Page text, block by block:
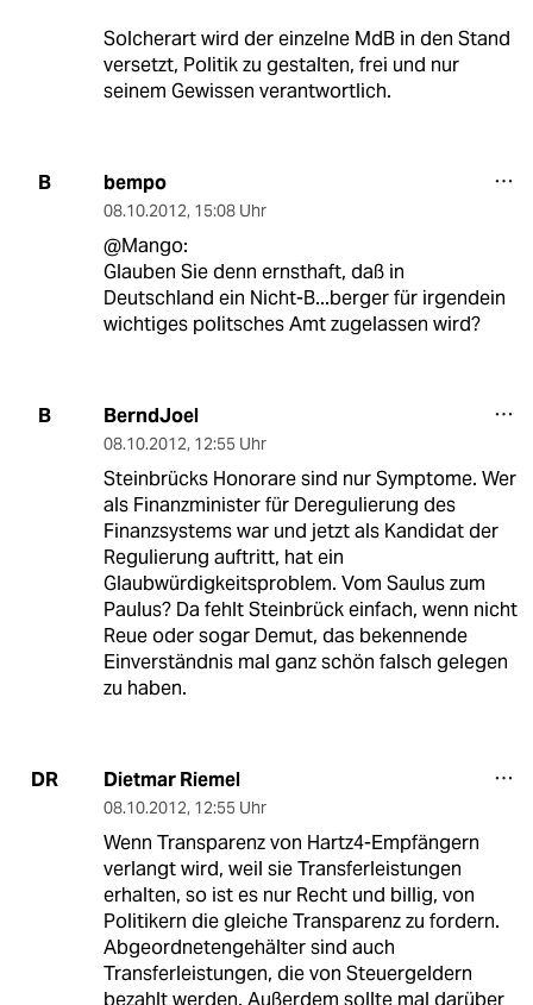
Solcherart wird der einzelne MdB in den Stand
versetzt, Politik zu gestalten, frei und nur
seinem Gewissen verantwortlich.
B bempo
08.10.2012, 15:08 Uhr
@Mango:
Glauben Sie denn ernsthaft, daß in
Deutschland ein Nicht-B...berger für irgendein
wichtiges politsches Amt zugelassen wird?
B BerndJoel
08.10.2012, 12:55 Uhr
Steinbrücks Honorare sind nur Symptome. Wer
als Finanzminister für Deregulierung des
Finanzsystems war und jetzt als Kandidat der
Regulierung auftritt, hat ein
Glaubwürdigkeitsproblem. Vom Saulus zum
Paulus? Da fehlt Steinbrück einfach, wenn nicht
Reue oder sogar Demut, das bekennende
Einverständnis mal ganz schön falsch gelegen
zu haben.
DR Dietmar Riemel
08.10.2012, 12:55 Uhr
Wenn Transparenz von Hartz4-Empfängern
verlangt wird, weil sie Transferleistungen
erhalten, so ist es nur Recht und billig, von
Politikern die gleiche Transparenz zu fordern.
Abgeordnetengehälter sind auch
Transferleistungen, die von Steuergeldern
bezahlt werden. Außerdem sollte mal darüber